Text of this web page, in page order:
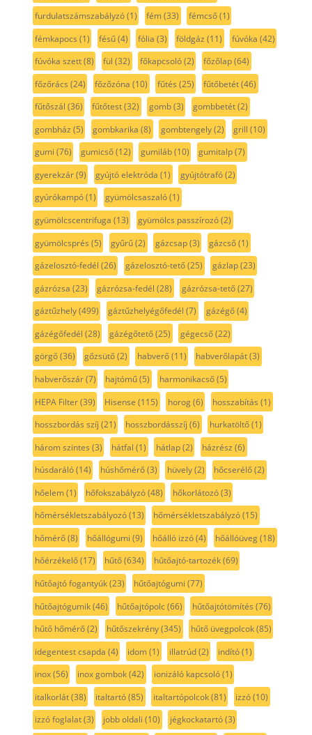
furdulatszámszabályzó(1) fém(33) fémcső(1)
fémkapocs (1) fésű(4) fólia (3) földgáz (11) fúvóka (42)
fúvóka szett(8) fül (32) főkapcsoló(2) főzőlap(64)
főzőrács (24) főzőzóna (10) fűtés (25) fűtőbetét(46)
fűtőszál (36) fűtőtest(32) gomb(3) gombbetét(2)
gombház (5) gombkarika (8) gombtengely(2) grill (10)
gumi (76) gumicső(12) gumiláb(10) gumitalp(7)
gyerekzár(9) gyújtó elektróda (1) gyújtótrafó(2)
gyúrókampó(1) gyümölcsaszaló(1)
gyümölcscentrifuga (13) gyümölcs passzírozó(2)
gyümölcsprés (5) gyűrű(2) gázcsap(3) gázcső(1)
gázelosztó-fedél (26) gázelosztó-tető(25) gázlap(23)
gázrózsa (23) gázrózsa-fedél (28) gázrózsa-tető(27)
gáztűzhely(499) gáztűzhelyégőfedél (7) gázégő(4)
gázégőfedél (28) gázégőtető(25) gégecső(22)
görgő(36) gőzsütő(2) habverő(11) habverőlapát(3)
habverőszár(7) hajtómű(5) harmonikacső(5)
HEPA Filter(39) Hisense (115) horog(6) hosszabítás (1)
hosszbordás szíj (21) hosszbordásszíj (6) hurkatöltő(1)
három szintes (3) hátfal (1) hátlap(2) házrész (6)
húsdaráló(14) húshőmérő(3) hüvely(2) hőcserélő(2)
hőelem(1) hőfokszabályzó(48) hőkorlátozó(3)
hőmérsékletszabályozó(13) hőmérsékletszabályzó(15)
hőmérő(8) hőállógumi (9) hőálló izzó(4) hőállóüveg(18)
hőérzékelő(17) hűtő(634) hűtőajtó-tartozék(69)
hűtőajtó fogantyúk(23) hűtőajtógumi (77)
hűtőajtógumik(46) hűtőajtópolc(66) hűtőajtótömítés (76)
hűtő hőmérő(2) hűtőszekrény(345) hűtő üvegpolcok(85)
idegentest csapda (4) idom(1) illatrúd(2) indító(1)
inox(56) inox gombok(42) ionizáló kapcsoló(1)
italkorlát(38) italtartó(85) italtartópolcok(81) izzó(10)
izzó foglalat(3) jobb oldali (10) jégkockatartó(3)